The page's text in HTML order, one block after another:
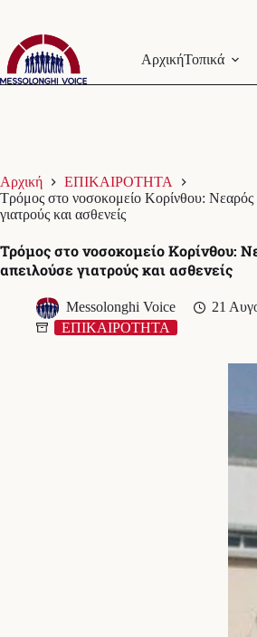
Μετάβαση
στο
περιεχόμενο
ΑρχικήΤοπικά
Αρχική
ΕΠΙΚΑΙΡΟΤΗΤΑ
Τρόμος στο νοσοκομείο Κορίνθου: Νεαρός
γιατρούς και ασθενείς
Τρόμος στο νοσοκομείο Κορίνθου:
απειλούσε γιατρούς και ασθενείς
Messolonghi Voice 21
ΕΠΙΚΑΙΡΟΤΗΤΑ